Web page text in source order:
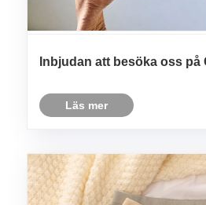
Inbjudan att besöka oss på
Läs mer